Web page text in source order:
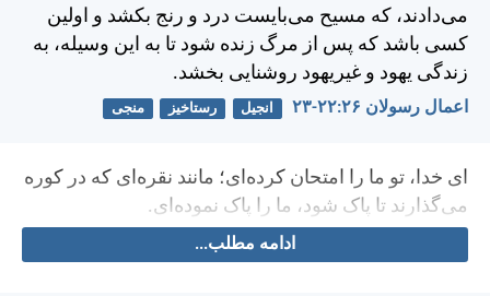
می‌دادند، كه مسيح می‌بايست درد و رنج بكشد و اولين
كسی باشد كه پس از مرگ زنده شود تا به اين وسيله، به
زندگی يهود و غيريهود روشنايی بخشد.
اعمال رسولان ۲۶:‏۲۲-‏۲۳ انجیل رستاخیز منجی
ای خدا، تو ما را امتحان كرده‌ای؛ مانند نقره‌ای كه در كوره
می‌گذارند تا پاک شود، ما را پاک نموده‌ای.
ادامه مطلب...